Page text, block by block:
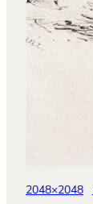
2048×2048